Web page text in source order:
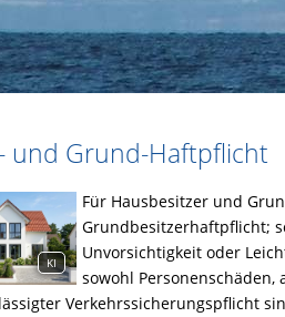
und Grund-Haftpflicht
KI
Für Hausbesitzer und
Grundbesitzerhaftpflicht;
Unvorsichtigkeit oder
sowohl Personenschäden,
Verkehrssicherungspflicht